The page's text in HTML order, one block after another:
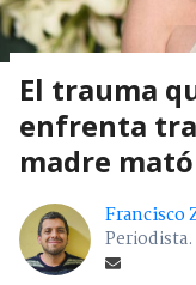
El trauma
enfrenta
madre
Francisco